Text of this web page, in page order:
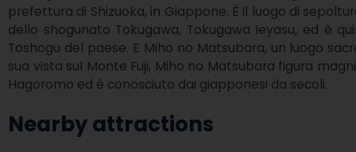
prefettura di Shizuoka, in Giappone. È il luogo di
dello shogunato Tokugawa, Tokugawa Ieyasu, ed è
Toshogu del paese. E Miho no Matsubara, un luogo
sua vista sul Monte Fuji, Miho no Matsubara figura
Hagoromo ed è conosciuto dai giapponesi da secoli.
Nearby attractions